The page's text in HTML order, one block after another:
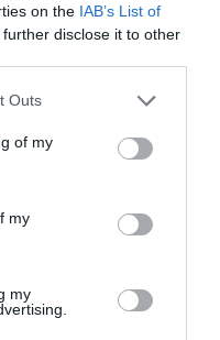
on the IAB’s List of
disclose it to other
Outs
of my
my
my
Top Hippie Tie Dye
Ajustada
€